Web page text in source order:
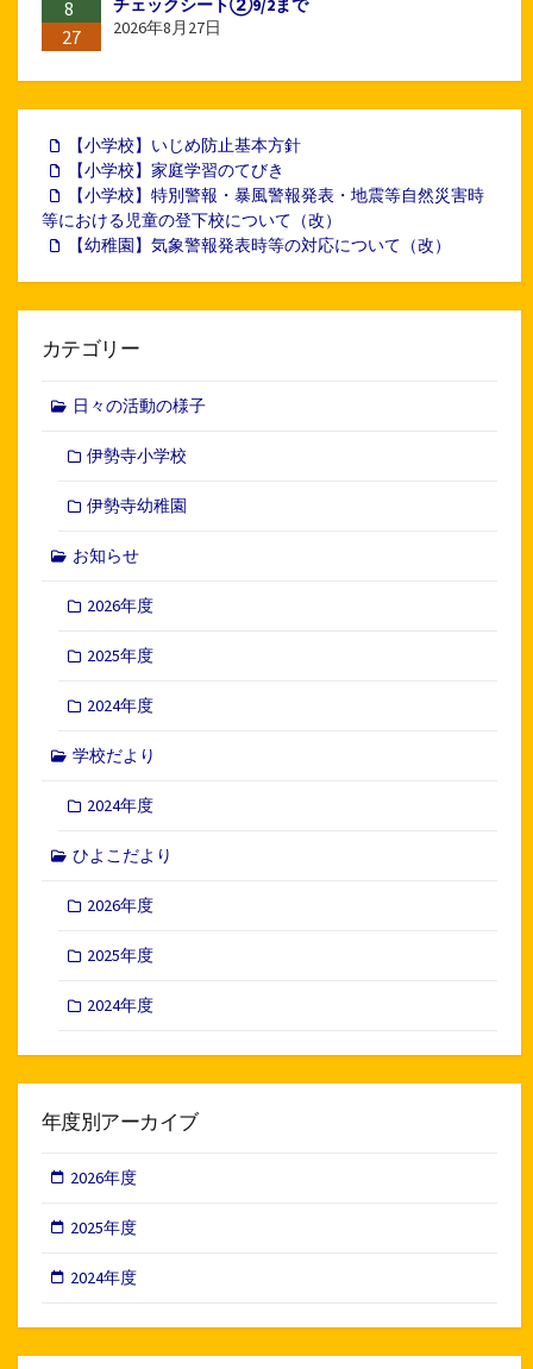
8
27
チェックシート②9/2まで
2026年8月27日
【小学校】いじめ防止基本方針
【小学校】家庭学習のてびき
【小学校】特別警報・暴風警報発表・地震等自然災害時
等における児童の登下校について（改）
【幼稚園】気象警報発表時等の対応について（改）
カテゴリー
日々の活動の様子
伊勢寺小学校
伊勢寺幼稚園
お知らせ
2026年度
2025年度
2024年度
学校だより
2024年度
ひよこだより
2026年度
2025年度
2024年度
年度別アーカイブ
2026年度
2025年度
2024年度